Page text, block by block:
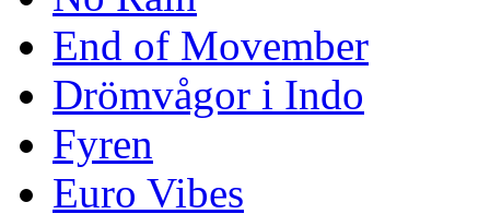
End of Movember
Drömvågor i Indo
Fyren
Euro Vibes